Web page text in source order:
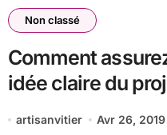
Non classé
Comment
idée claire du
artisanvitier Avr 26, 2019